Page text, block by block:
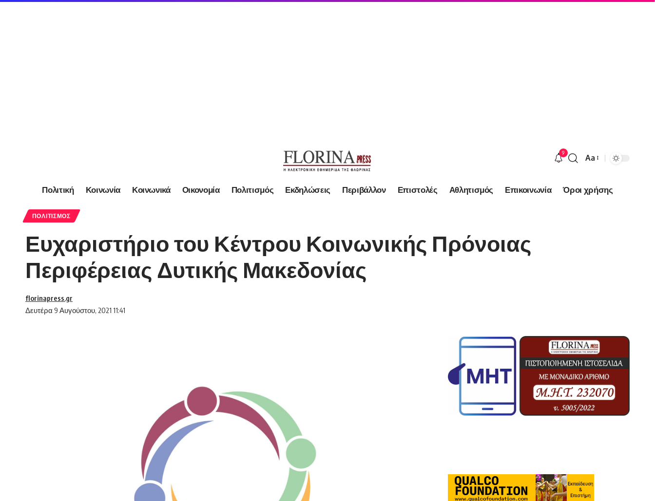
9
Font
Aa
Πολιτική Κοινωνία Κοινωνικά Οικονομία Πολιτισμός Εκδηλώσεις Περιβάλλον Επιστολές Αθλητισμός Επικοινωνία Όροι χρήσης
ΠΟΛΙΤΙΣΜΌΣ
Ευχαριστήριο του Κέντρου Κοινωνικής Πρόνοιας
Περιφέρειας Δυτικής Μακεδονίας
Δευτέρα 9 Αυγούστου, 2021 11:41
florinapress.gr